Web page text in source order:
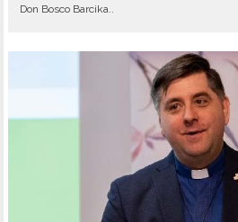
Don Bosco Barcika..